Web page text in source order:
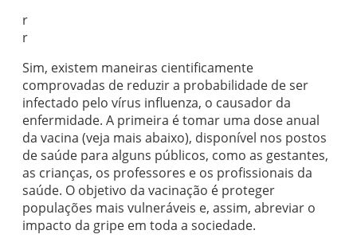
r
r
Sim, existem maneiras cientificamente
comprovadas de reduzir a probabilidade de ser
infectado pelo vírus influenza, o causador da
enfermidade. A primeira é tomar uma dose anual
da vacina (veja mais abaixo), disponível nos postos
de saúde para alguns públicos, como as gestantes,
as crianças, os professores e os profissionais da
saúde. O objetivo da vacinação é proteger
populações mais vulneráveis e, assim, abreviar o
impacto da gripe em toda a sociedade.